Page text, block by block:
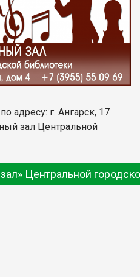
по адресу: г. Ангарск, 17
зал Центральной
Центральной